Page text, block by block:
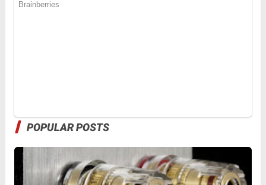
POPULAR POSTS